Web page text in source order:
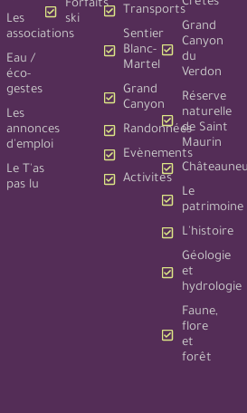
Les
associations
Eau /
éco-
gestes
Les
annonces
d'emploi
Le T'as
pas lu
Forfaits
ski
Transports
Sentier
Blanc-
Martel
Grand
Canyon
Randonnées
Evènements
Activités
Grand
Canyon
du
Verdon
Réserve
naturelle
de Saint
Maurin
Le
patrimoine
L'histoire
Géologie
et
hydrologie
Faune,
flore
et
forêt